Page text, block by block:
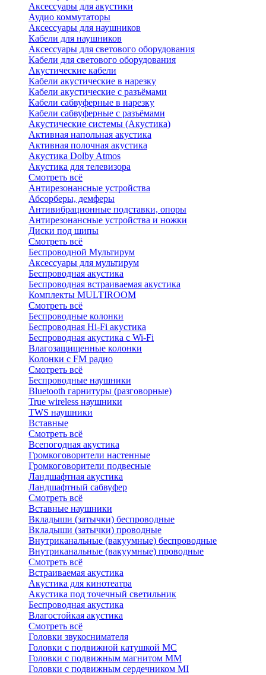
Аксессуары для акустики
Аудио коммутаторы
Аксессуары для наушников
Кабели для наушников
Аксессуары для светового оборудования
Кабели для светового оборудования
Акустические кабели
Кабели акустические в нарезку
Кабели акустические с разъёмами
Кабели сабвуферные в нарезку
Кабели сабвуферные с разъёмами
Акустические системы (Акустика)
Активная напольная акустика
Активная полочная акустика
Акустика Dolby Atmos
Акустика для телевизора
Смотреть всё
Антирезонансные устройства
Абсорберы, демферы
Антивибрационные подставки, опоры
Антирезонансные устройства и ножки
Диски под шипы
Смотреть всё
Беспроводной Мультирум
Аксессуары для мультирум
Беспроводная акустика
Беспроводная встраиваемая акустика
Комплекты MULTIROOM
Смотреть всё
Беспроводные колонки
Беспроводная Hi-Fi акустика
Беспроводная акустика с Wi-Fi
Влагозащищенные колонки
Колонки с FM радио
Смотреть всё
Беспроводные наушники
Bluetоoth гарнитуры (разговорные)
True wireless наушники
TWS наушники
Вставные
Смотреть всё
Всепогодная акустика
Громкоговорители настенные
Громкоговорители подвесные
Ландшафтная акустика
Ландшафтный сабвуфер
Смотреть всё
Вставные наушники
Вкладыши (затычки) беспроводные
Вкладыши (затычки) проводные
Внутриканальные (вакуумные) беспроводные
Внутриканальные (вакуумные) проводные
Смотреть всё
Встраиваемая акустика
Акустика для кинотеатра
Акустика под точечный светильник
Беспроводная акустика
Влагостойкая акустика
Смотреть всё
Головки звукоснимателя
Головки с подвижной катушкой MC
Головки с подвижным магнитом ММ
Головки с подвижным сердечником MI